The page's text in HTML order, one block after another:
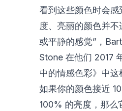
看到这些颜色时会感
度、亮丽的颜色并
或平静的感觉”，
Stone 在他们 2017
中的情感色彩》中这
如果你的颜色接近
100% 的亮度，那么